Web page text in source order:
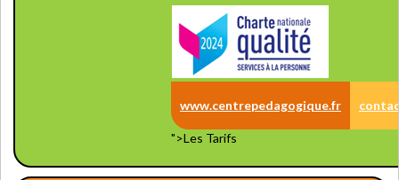
www.centrepedagogique.fr
">Les Tarifs